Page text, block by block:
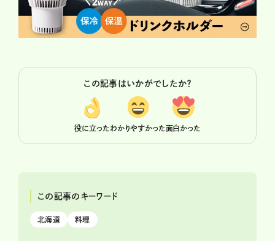
この記事はいかがでしたか？
役に立ったわかりやすかった面白かった
この記事のキーワード
北海道 料理